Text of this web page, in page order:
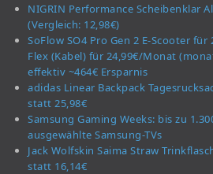
NIGRIN Performance Scheibenklar
(Vergleich: 12,98€)
SoFlow SO4 Pro Gen 2 E-Scooter für
Flex (Kabel) für 24,99€/Monat
effektiv ~464€ Ersparnis
adidas Linear Backpack
statt 25,98€
Samsung Gaming Weeks: bis zu
ausgewählte Samsung-TVs
Jack Wolfskin Saima Straw
statt 16,14€